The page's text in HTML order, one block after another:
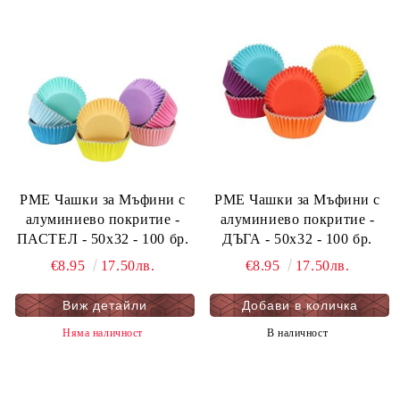
PME Чашки за Мъфини с
алуминиево покритие -
ПАСТЕЛ - 50x32 - 100 бр.
€8.95
17.50лв.
Виж детайли
Няма наличност
PME Чашки за Мъфини с
алуминиево покритие -
ДЪГА - 50x32 - 100 бр.
€8.95
17.50лв.
В наличност